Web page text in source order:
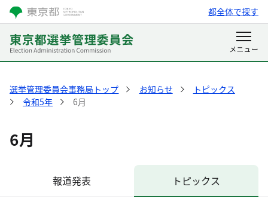
都全体で探す
選挙管理委員会事務局トップ お知らせ
トピックス
令和5年
6月
6月
報道発表 トピックス